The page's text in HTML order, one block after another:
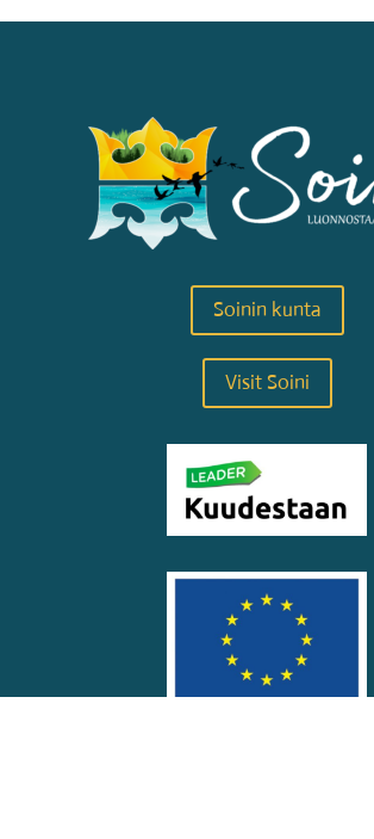
Soinin kunta
Visit Soini